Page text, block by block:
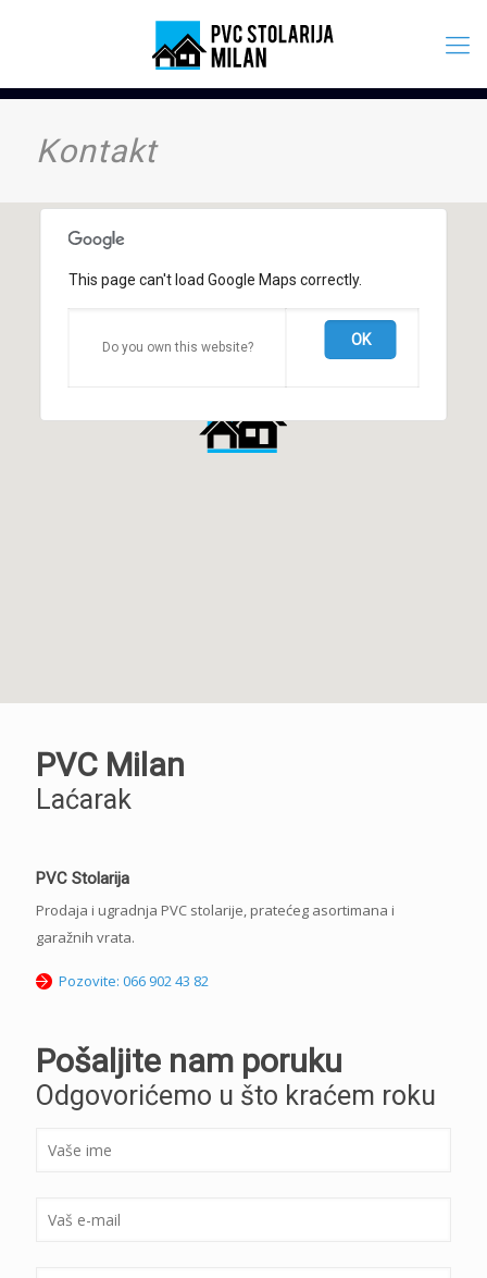
Kontakt
This page can't load Google Maps correctly.
Do you own this website? OK
PVC Milan
Laćarak
PVC Stolarija
Prodaja i ugradnja PVC stolarije, pratećeg asortimana i
garažnih vrata.
Pozovite: 066 902 43 82
Pošaljite nam poruku
Odgovorićemo u što kraćem roku